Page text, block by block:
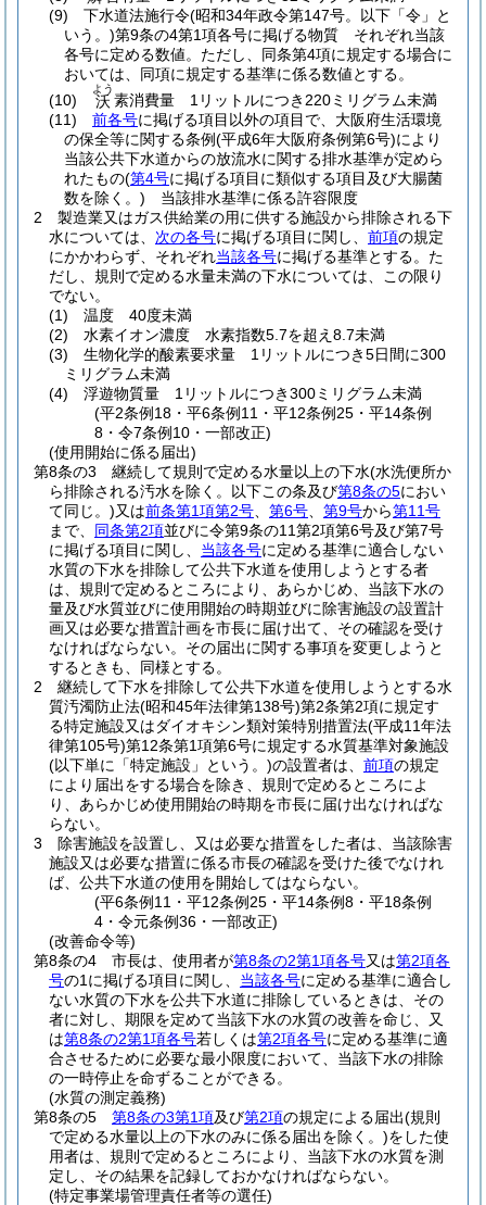
(9)
下水道法施行令(昭和34年政令第147号。以下「令」と
いう。)第9条の4第1項各号に掲げる物質 それぞれ当該
各号に定める数値。 ただし、同条第4項に規定する場合に
おいては、同項に規定する基準に係る数値とする。
(10)
沃
よう
素消費量 1リットルにつき220ミリグラム未満
(11)
前各号に掲げる項目以外の項目で、大阪府生活環境
の保全等に関する条例(平成6年大阪府条例第6号)により
当該公共下水道からの放流水に関する排水基準が定めら
れたもの(第4号に掲げる項目に類似する項目及び大腸菌
数を除く。) 当該排水基準に係る許容限度
2
製造業又はガス供給業の用に供する施設から排除される下
水については、 次の各号に掲げる項目に関し、 前項の規定
にかかわらず、それぞれ当該各号に掲げる基準とする。 た
だし、規則で定める水量未満の下水については、この限り
でない。
(1)
温度 40度未満
(2)
水素イオン濃度 水素指数5.7を超え8.7未満
(3)
生物化学的酸素要求量 1リットルにつき5日間に300
ミリグラム未満
(4)
浮遊物質量 1リットルにつき300ミリグラム未満
(平2条例18・平6条例11・平12条例25・平14条例
8・令7条例10・一部改正)
(使用開始に係る届出)
第8条の3
継続して規則で定める水量以上の下水(水洗便所か
ら排除される汚水を除く。以下この条及び第8条の5におい
て同じ。)又は前条第1項第2号 第6号 第9号から第11号
まで、 同条第2項並びに令第9条の11第2項第6号及び第7号
に掲げる項目に関し、 当該各号に定める基準に適合しない
水質の下水を排除して公共下水道を使用しようとする者
は、規則で定めるところにより、あらかじめ、当該下水の
量及び水質並びに使用開始の時期並びに除害施設の設置計
画又は必要な措置計画を市長に届け出て、その確認を受け
なければならない。 その届出に関する事項を変更しようと
するときも、同様とする。
2
継続して下水を排除して公共下水道を使用しようとする水
質汚濁防止法(昭和45年法律第138号)第2条第2項に規定す
る特定施設又はダイオキシン類対策特別措置法(平成11年法
律第105号)第12条第1項第6号に規定する水質基準対象施設
(以下単に「特定施設」という。)の設置者は、 前項の規定
により届出をする場合を除き、規則で定めるところによ
り、あらかじめ使用開始の時期を市長に届け出なければな
らない。
3
除害施設を設置し、又は必要な措置をした者は、当該除害
施設又は必要な措置に係る市長の確認を受けた後でなけれ
ば、公共下水道の使用を開始してはならない。
(平6条例11・平12条例25・平14条例8・平18条例
4・令元条例36・一部改正)
(改善命令等)
第8条の4
市長は、使用者が第8条の2第1項各号又は第2項各
号の1に掲げる項目に関し、 当該各号に定める基準に適合し
ない水質の下水を公共下水道に排除しているときは、その
者に対し、期限を定めて当該下水の水質の改善を命じ、又
は第8条の2第1項各号若しくは第2項各号に定める基準に適
合させるために必要な最小限度において、当該下水の排除
の一時停止を命ずることができる。
(水質の測定義務)
第8条の5
第8条の3第1項及び第2項の規定による届出(規則
で定める水量以上の下水のみに係る届出を除く。)をした使
用者は、規則で定めるところにより、当該下水の水質を測
定し、その結果を記録しておかなければならない。
(特定事業場管理責任者等の選任)